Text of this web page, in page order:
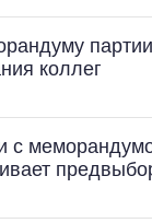
коллег
с